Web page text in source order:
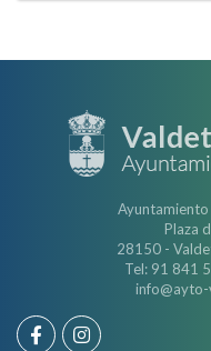
Plaza
28150 -
Tel: 91 841